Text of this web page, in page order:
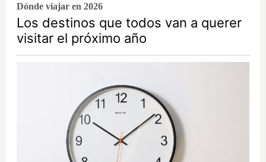
Dónde viajar en 2026
Los destinos que todos van a querer
visitar el próximo año